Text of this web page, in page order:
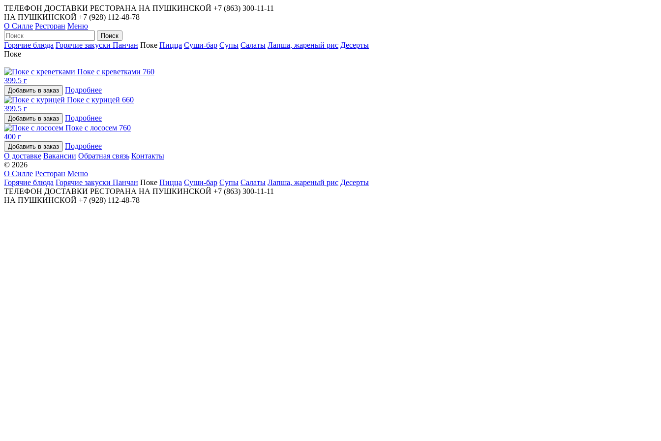
ТЕЛЕФОН ДОСТАВКИ РЕСТОРАНА НА ПУШКИНСКОЙ +7 (863) 300-11-11
НА ПУШКИНСКОЙ +7 (928) 112-48-78
О Силле Ресторан Меню
Горячие блюда Горячие закуски Панчан Поке Пицца Суши-бар Супы Салаты Лапша, жареный рис Десерты
Поке
Поке с креветками 760
399.5 г
Подробнее
Поке с курицей 660
399.5 г
Подробнее
Поке с лососем 760
400 г
Подробнее
О доставке Вакансии Обратная связь Контакты
© 2026
О Силле Ресторан Меню
Горячие блюда Горячие закуски Панчан Поке Пицца Суши-бар Супы Салаты Лапша, жареный рис Десерты
ТЕЛЕФОН ДОСТАВКИ РЕСТОРАНА НА ПУШКИНСКОЙ +7 (863) 300-11-11
НА ПУШКИНСКОЙ +7 (928) 112-48-78